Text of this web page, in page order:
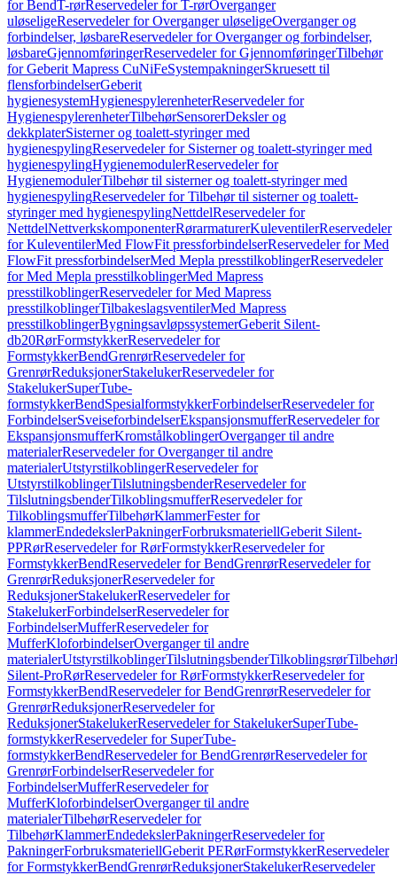
for BendT-rørReservedeler for T-rørOverganger
uløseligeReservedeler for Overganger uløseligeOverganger og
forbindelser, løsbareReservedeler for Overganger og forbindelser,
løsbareGjennomføringerReservedeler for GjennomføringerTilbehør
for Geberit Mapress CuNiFeSystempakningerSkruesett til
flensforbindelserGeberit
hygienesystemHygienespylerenheterReservedeler for
HygienespylerenheterTilbehørSensorerDeksler og
dekkplaterSisterner og toalett-styringer med
hygienespylingReservedeler for Sisterner og toalett-styringer med
hygienespylingHygienemodulerReservedeler for
HygienemodulerTilbehør til sisterner og toalett-styringer med
hygienespylingReservedeler for Tilbehør til sisterner og toalett-
styringer med hygienespylingNettdelReservedeler for
NettdelNettverkskomponenterRørarmaturerKuleventilerReservedeler
for KuleventilerMed FlowFit pressforbindelserReservedeler for Med
FlowFit pressforbindelserMed Mepla presstilkoblingerReservedeler
for Med Mepla presstilkoblingerMed Mapress
presstilkoblingerReservedeler for Med Mapress
presstilkoblingerTilbakeslagsventilerMed Mapress
presstilkoblingerBygningsavløpssystemerGeberit Silent-
db20RørFormstykkerReservedeler for
FormstykkerBendGrenrørReservedeler for
GrenrørReduksjonerStakelukerReservedeler for
StakelukerSuperTube-
formstykkerBendSpesialformstykkerForbindelserReservedeler for
ForbindelserSveiseforbindelserEkspansjonsmufferReservedeler for
EkspansjonsmufferKromstålkoblingerOverganger til andre
materialerReservedeler for Overganger til andre
materialerUtstyrstilkoblingerReservedeler for
UtstyrstilkoblingerTilslutningsbenderReservedeler for
TilslutningsbenderTilkoblingsmufferReservedeler for
TilkoblingsmufferTilbehørKlammerFester for
klammerEndedekslerPakningerForbruksmateriellGeberit Silent-
PPRørReservedeler for RørFormstykkerReservedeler for
FormstykkerBendReservedeler for BendGrenrørReservedeler for
GrenrørReduksjonerReservedeler for
ReduksjonerStakelukerReservedeler for
StakelukerForbindelserReservedeler for
ForbindelserMufferReservedeler for
MufferKloforbindelserOverganger til andre
materialerUtstyrstilkoblingerTilslutningsbenderTilkoblingsrørTilbehør
Silent-ProRørReservedeler for RørFormstykkerReservedeler for
FormstykkerBendReservedeler for BendGrenrørReservedeler for
GrenrørReduksjonerReservedeler for
ReduksjonerStakelukerReservedeler for StakelukerSuperTube-
formstykkerReservedeler for SuperTube-
formstykkerBendReservedeler for BendGrenrørReservedeler for
GrenrørForbindelserReservedeler for
ForbindelserMufferReservedeler for
MufferKloforbindelserOverganger til andre
materialerTilbehørReservedeler for
TilbehørKlammerEndedekslerPakningerReservedeler for
PakningerForbruksmateriellGeberit PERørFormstykkerReservedeler
for FormstykkerBendGrenrørReduksjonerStakelukerReservedeler